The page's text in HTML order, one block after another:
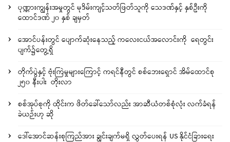
ပုဏ္ဏားကျွန်းအမှုတွင် မုဒိမ်းကျင့်သတ်ဖြတ်သူကို သေဒဏ်နှင့် နှစ်ဦးကို
ထောင်ဒဏ် ၂၀ နှစ် ချမှတ်
အောင်ပန်းတွင် ပျောက်ဆုံးနေသည့် ကလေးငယ်အလောင်းကို ရေတွင်း
ပျက်၌တွေ့ရှိ
တိုက်ပွဲနှင့် ဗုံးကြဲမှုများကြောင့် ကရင်နီတွင် စစ်ဘေးရှောင် အိမ်ထောင်စု
၂၅၀ နီးပါး တိုးလာ
စစ်အုပ်စုကို ထိုင်းက ဖိတ်ခေါ်သော်လည်း အာဆီယံတစ်စုံလုံး လက်ခံရန်
ခဲယဉ်းဟု ဆို
ဒေါ်အောင်ဆန်းစုကြည်အား ချွင်းချက်မရှိ လွှတ်ပေးရန် US နိုင်ငံခြားရေး